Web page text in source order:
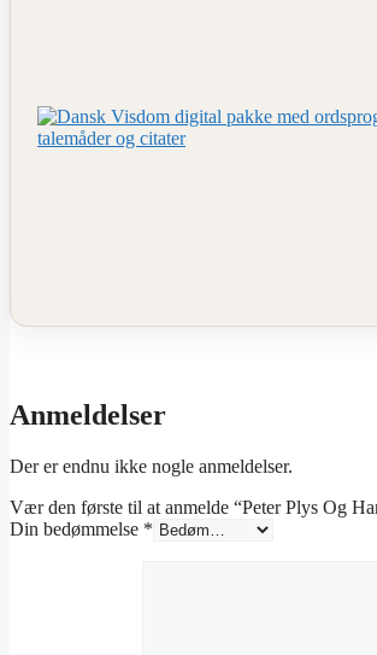
Anmeldelser
Der er endnu ikke nogle anmeldelser.
Vær den første til at anmelde “Peter Plys Og
Din bedømmelse *